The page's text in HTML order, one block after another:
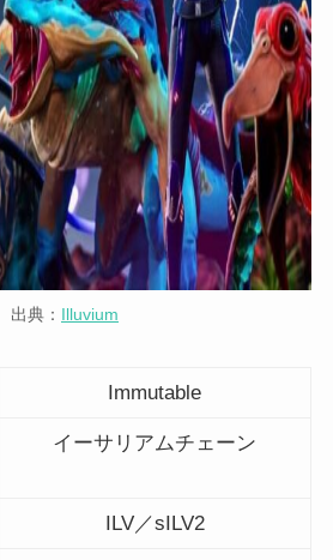
出典： Illuvium
Immutable
イーサリアムチェーン
ILV／sILV2